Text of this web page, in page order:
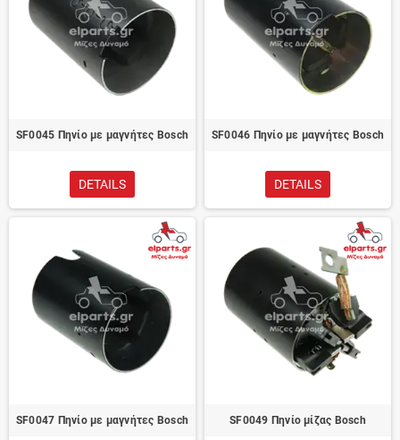
SF0045 Πηνίο με μαγνήτες Bosch
DETAILS
SF0046 Πηνίο με μαγνήτες Bosch
DETAILS
SF0047 Πηνίο με μαγνήτες Bosch SF0049 Πηνίο μίζας Bosch